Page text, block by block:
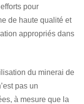
pour
de haute qualité et
appropriés dans
du minerai de
pas un
à mesure que la